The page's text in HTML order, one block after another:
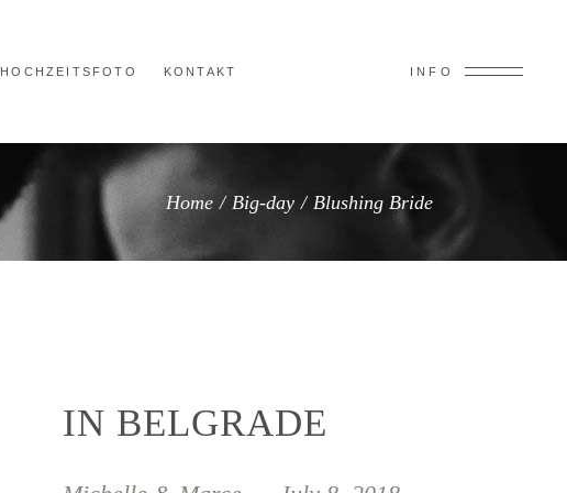
HOCHZEITSFOTO KONTAKT INFO
Home/Big-day/Blushing Bride
IN BELGRADE